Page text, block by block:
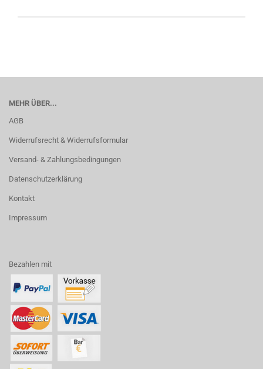
MEHR ÜBER...
AGB
Widerrufsrecht & Widerrufsformular
Versand- & Zahlungsbedingungen
Datenschutzerklärung
Kontakt
Impressum
Bezahlen mit